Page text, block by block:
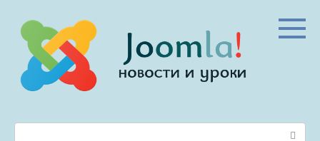
контенту